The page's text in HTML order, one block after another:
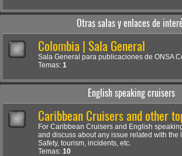
Otras salas y enlaces de
Colombia | Sala General
Sala General para publicaciones de ONSA
Temas: 1
English speaking cruisers
Caribbean Cruisers and other
For Caribbean Cruisers and English
and discuss about any issue related with the
Safety, tourism, incidents, etc.
Temas: 10